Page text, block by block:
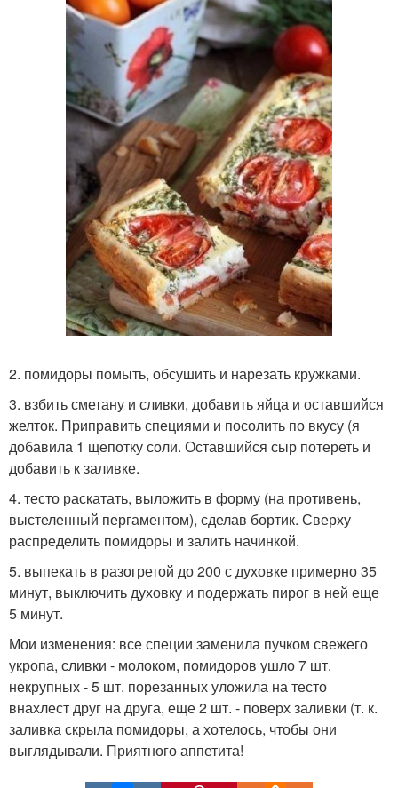
2. помидоры помыть, обсушить и нарезать кружками.
3. взбить сметану и сливки, добавить яйца и оставшийся
желток. Приправить специями и посолить по вкусу (я
добавила 1 щепотку соли. Оставшийся сыр потереть и
добавить к заливке.
4. тесто раскатать, выложить в форму (на противень,
выстеленный пергаментом), сделав бортик. Сверху
распределить помидоры и залить начинкой.
5. выпекать в разогретой до 200 с духовке примерно 35
минут, выключить духовку и подержать пирог в ней еще
5 минут.
Мои изменения: все специи заменила пучком свежего
укропа, сливки - молоком, помидоров ушло 7 шт.
некрупных - 5 шт. порезанных уложила на тесто
внахлест друг на друга, еще 2 шт. - поверх заливки (т. к.
заливка скрыла помидоры, а хотелось, чтобы они
выглядывали. Приятного аппетита!